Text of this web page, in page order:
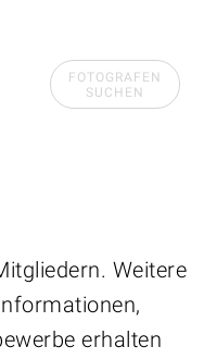
FOTOGRAFEN
SUCHEN
Weitere
erhalten